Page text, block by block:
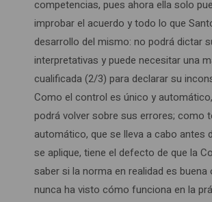
competencias, pues ahora ella solo
improbar el acuerdo y todo lo que
desarrollo del mismo: no podrá dictar
interpretativas y puede necesitar una
cualificada (2/3) para declarar su
Como el control es único y
podrá volver sobre sus errores; como
automático, que se lleva a cabo antes
se aplique, tiene el defecto de que la
saber si la norma en realidad es buena
nunca ha visto cómo funciona en la